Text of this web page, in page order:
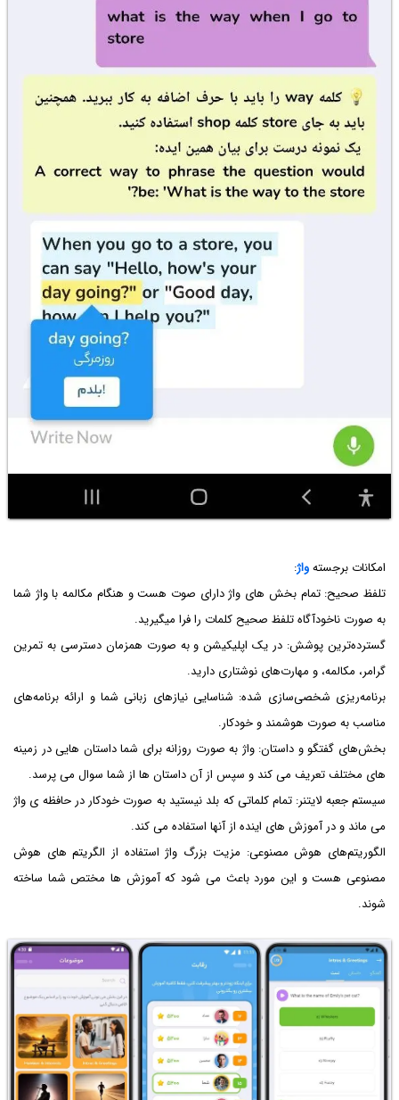
امکانات برجستهواژ:
تلفظ صحیح: تمام بخش های واژ دارای صوت هست و هنگام مکالمه با واژ شما
به صورت ناخودآگاه تلفظ صحیح کلمات را فرا میگیرید.
گسترده‌ترین پوشش: در یک اپلیکیشن و به صورت همزمان دسترسی به تمرین
گرامر، مکالمه، و مهارت‌های نوشتاری دارید.
برنامه‌ریزی شخصی‌سازی شده: شناسایی نیازهای زبانی شما و ارائه برنامه‌های
مناسب به صورت هوشمند و خودکار.
بخش‌های گفتگو و داستان: واژ به صورت روزانه برای شما داستان هایی در زمینه
های مختلف تعریف می کند و سپس از آن داستان ها از شما سوال می پرسد.
سیستم جعبه لایتنر: تمام کلماتی که بلد نیستید به صورت خودکار در حافظه ی واژ
می ماند و در آموزش های اینده از آنها استفاده می کند.
الگوریتم‌های هوش مصنوعی: مزیت بزرگ واژ استفاده از الگریتم های هوش
مصنوعی هست و این مورد باعث می شود که آموزش ها مختص شما ساخته
شوند.